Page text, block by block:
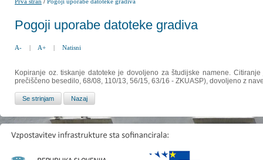
Pogoji uporabe datoteke gradiva
A- | A+ | Natisni
Kopiranje oz. tiskanje datoteke je dovoljeno za študijske namene.
prečiščeno besedilo, 68/08, 110/13, 56/15, 63/16 - ZKUASP), dovoljeno z